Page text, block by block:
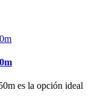
es la opción ideal